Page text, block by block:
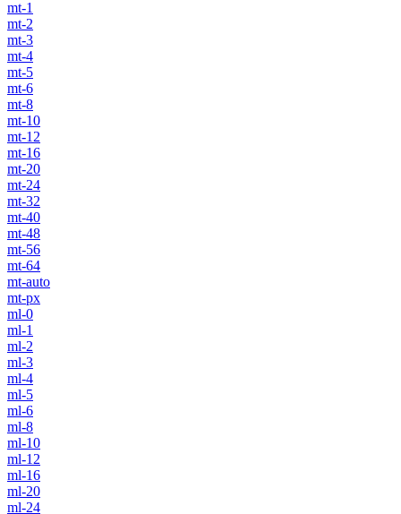
mt-1
mt-2
mt-3
mt-4
mt-5
mt-6
mt-8
mt-10
mt-12
mt-16
mt-20
mt-24
mt-32
mt-40
mt-48
mt-56
mt-64
mt-auto
mt-px
ml-0
ml-1
ml-2
ml-3
ml-4
ml-5
ml-6
ml-8
ml-10
ml-12
ml-16
ml-20
ml-24